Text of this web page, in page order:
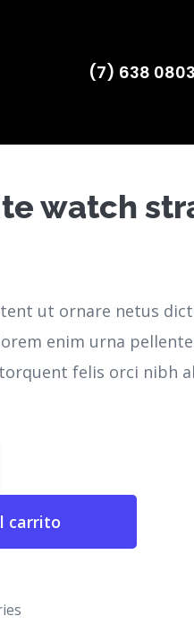
(7) 638
watch
ut ornare netus
enim urna
felis orci nibh
carrito